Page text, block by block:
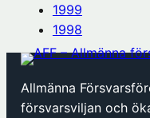
1999
1998
Allmänna
försvarsviljan och